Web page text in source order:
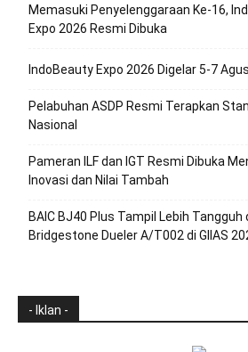
Memasuki Penyelenggaraan Ke-16,
Expo 2026 Resmi Dibuka
IndoBeauty Expo 2026 Digelar 5-7
Pelabuhan ASDP Resmi Terapkan
Nasional
Pameran ILF dan IGT Resmi Dibuka
Inovasi dan Nilai Tambah
BAIC BJ40 Plus Tampil Lebih Tangguh
Bridgestone Dueler A/T002 di GIIAS
- Iklan -